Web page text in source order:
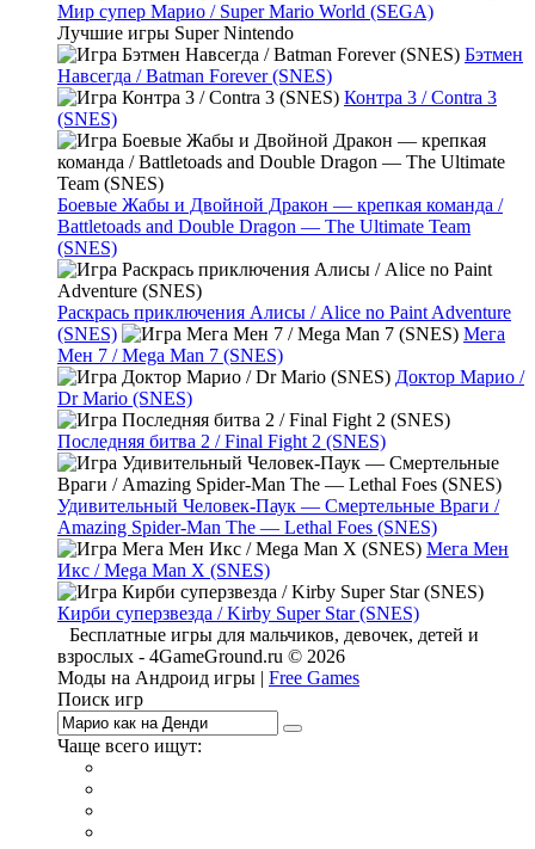
Мир супер Марио / Super Mario World (SEGA)
Лучшие игры Super Nintendo
Бэтмен
Навсегда / Batman Forever (SNES)
Контра 3 / Contra 3
(SNES)
Боевые Жабы и Двойной Дракон — крепкая команда /
Battletoads and Double Dragon — The Ultimate Team
(SNES)
Раскрась приключения Алисы / Alice no Paint Adventure
(SNES)
Мега
Мен 7 / Mega Man 7 (SNES)
Доктор Марио /
Dr Mario (SNES)
Последняя битва 2 / Final Fight 2 (SNES)
Удивительный Человек-Паук — Смертельные Враги /
Amazing Spider-Man The — Lethal Foes (SNES)
Мега Мен
Икс / Mega Man X (SNES)
Кирби суперзвезда / Kirby Super Star (SNES)
Бесплатные игры для мальчиков, девочек, детей и
взрослых - 4GameGround.ru © 2026
Моды на Андроид игры | Free Games
Поиск игр
Чаще всего ищут: